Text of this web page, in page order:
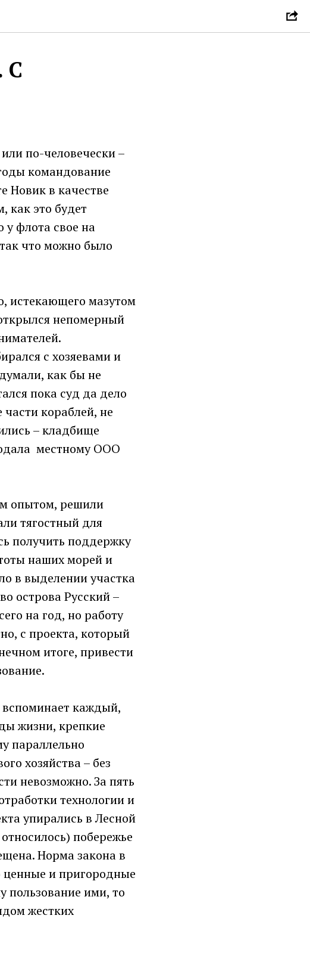
С
по-человечески –
командование
Новик в качестве
как это будет
у флота свое на
что можно было
истекающего мазутом
непомерный
с хозяевами и
как бы не
пока суд да дело
кораблей, не
– кладбище
местному ООО
опытом, решили
тягостный для
получить поддержку
наших морей и
в выделении участка
острова Русский –
на год, но работу
с проекта, который
итоге, привести
вспоминает каждый,
жизни, крепкие
параллельно
хозяйства – без
невозможно. За пять
технологии и
упирались в Лесной
побережье
Норма закона в
ценные и пригородные
пользование ими, то
жестких